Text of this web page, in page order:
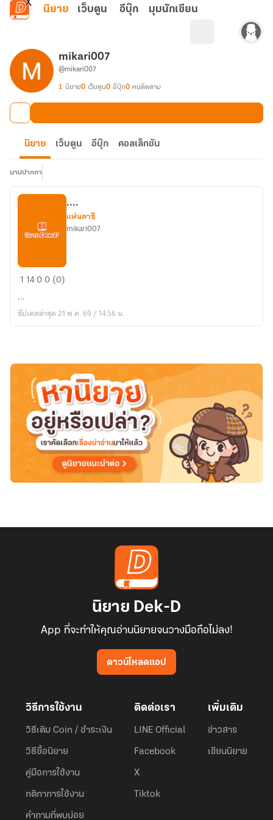
ข้ามไปยังเนื้อหาหลัก
นิยาย เว็บตูน อีบุ๊ก มุมนักเขียน
mikari007
@mikari007
1 นิยาย0 เว็บตูน0 อีบุ๊ก0 คนติดตาม
นิยาย เว็บตูน อีบุ๊ก คอลเล็กชัน
นามปากกา
....
....
แฟนตาซี
mikari007
1 1400 (0)
...
อัปเดตล่าสุด 21 พ.ค. 69 / 14:56 น.
นิยาย Dek-D
App ที่จะทำให้คุณอ่านนิยายจนวางมือถือไม่ลง!
ดาวน์โหลดแอป
วิธีการใช้งาน
วิธีเติม Coin / ชำระเงิน
วิธีซื้อนิยาย
คู่มือการใช้งาน
กติกาการใช้งาน
คำถามที่พบบ่อย
ติดต่อเรา
LINE Official
Facebook
X
Tiktok
เพิ่มเติม
ข่าวสาร
เขียนนิยาย